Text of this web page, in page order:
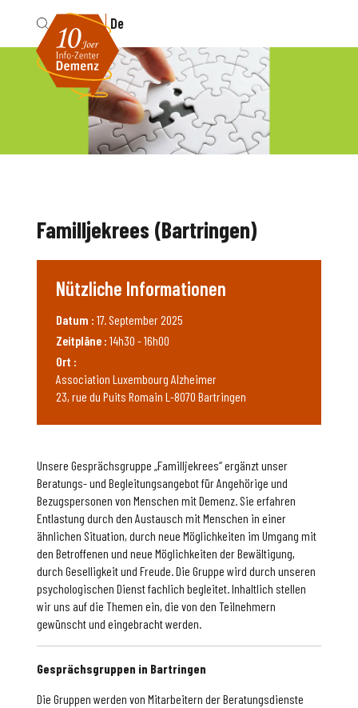
Fr De
Unsere Gesprächsgruppe „Familljekrees“ ergänzt unser
Beratungs- und Begleitungsangebot für Angehörige und
Bezugspersonen von Menschen mit Demenz. Sie erfahren
Entlastung durch den Austausch mit Menschen in einer
ähnlichen Situation, durch neue Möglichkeiten im Umgang mit
den Betroffenen und neue Möglichkeiten der Bewältigung,
durch Geselligkeit und Freude. Die Gruppe wird durch unseren
psychologischen Dienst fachlich begleitet. Inhaltlich stellen
wir uns auf die Themen ein, die von den Teilnehmern
gewünscht und eingebracht werden.
Gesprächsgruppen in Bartringen
Die Gruppen werden von Mitarbeitern der Beratungsdienste
Familljekrees (Bartringen)
Nützliche Informationen
Datum : 17. September 2025
Zeitpläne : 14h30 - 16h00
Ort :
Association Luxembourg Alzheimer
23, rue du Puits Romain L-8070 Bartringen